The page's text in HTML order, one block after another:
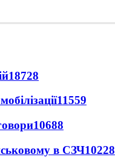
18728
11559
10688
в СЗЧ10228